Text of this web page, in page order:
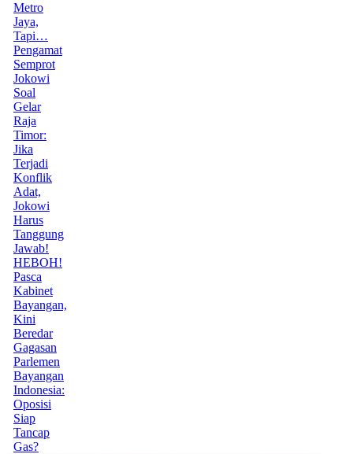
Metro
Jaya,
Tapi…
Pengamat
Semprot
Jokowi
Soal
Gelar
Raja
Timor:
Jika
Terjadi
Konflik
Adat,
Jokowi
Harus
Tanggung
Jawab!
HEBOH!
Pasca
Kabinet
Bayangan,
Kini
Beredar
Gagasan
Parlemen
Bayangan
Indonesia:
Oposisi
Siap
Tancap
Gas?